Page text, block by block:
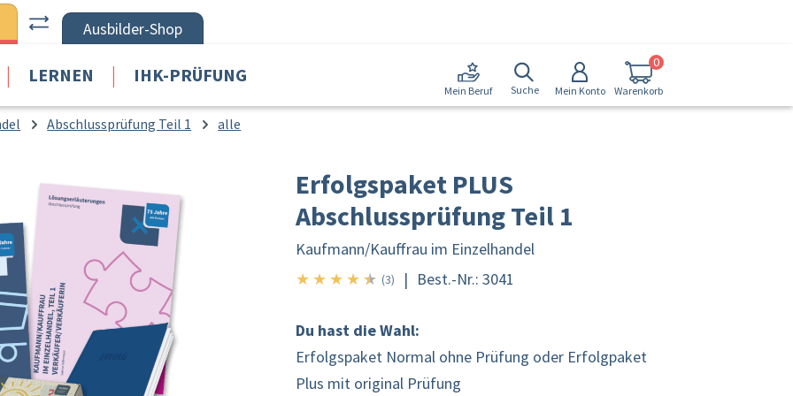
Ausbilder-Shop
| LERNEN | IHK-PRÜFUNG
Mein Beruf Suche Mein Konto Warenkorb
0
Abschlussprüfung Teil 1 alle
Erfolgspaket PLUS
Abschlussprüfung Teil 1
Kaufmann/Kauffrau im Einzelhandel
★ ★ ★ ★ ★4.5/5
(3) | Best.-Nr.: 3041
Du hast die Wahl:
Erfolgspaket Normal ohne Prüfung oder Erfolgpaket
Plus mit original Prüfung